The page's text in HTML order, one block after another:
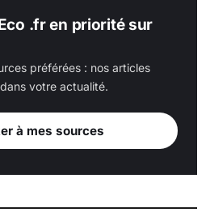
.fr en priorité sur
préférées : nos articles
votre actualité.
à mes sources